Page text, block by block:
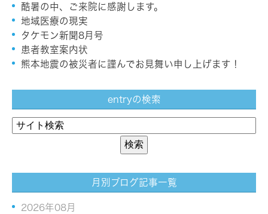
酷暑の中、ご来院に感謝します。
地域医療の現実
タケモン新聞8月号
患者教室案内状
熊本地震の被災者に謹んでお見舞い申し上げます！
entryの検索
月別ブログ記事一覧
2026年08月